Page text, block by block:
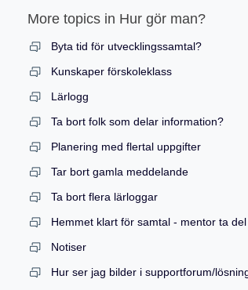
More topics in Hur gör man?
Byta tid för utvecklingssamtal?
Kunskaper förskoleklass
Lärlogg
Ta bort folk som delar information?
Planering med flertal uppgifter
Tar bort gamla meddelande
Ta bort flera lärloggar
Notiser